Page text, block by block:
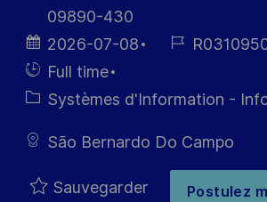
09890-430
Date
d’affichage
2026-07-08
Référence
Hiring
Type
Full time
Catégorie
Systèmes d'Information -
São Bernardo Do Campo
Sauvegarder Postulez